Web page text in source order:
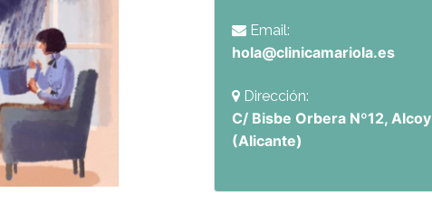
Email:
hola@clinicamariola.es
Dirección:
C/ Bisbe Orbera Nº12, Alcoy
(Alicante)